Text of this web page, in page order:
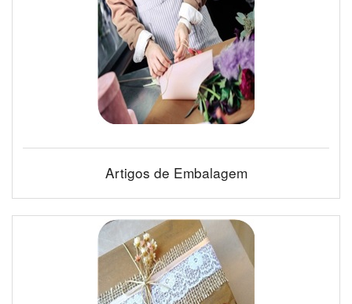
Artigos de Embalagem